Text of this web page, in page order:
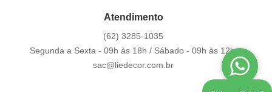
Atendimento
(62) 3285-1035
Segunda a Sexta - 09h às 18h / Sábado - 09h às 12h.
sac@liedecor.com.br